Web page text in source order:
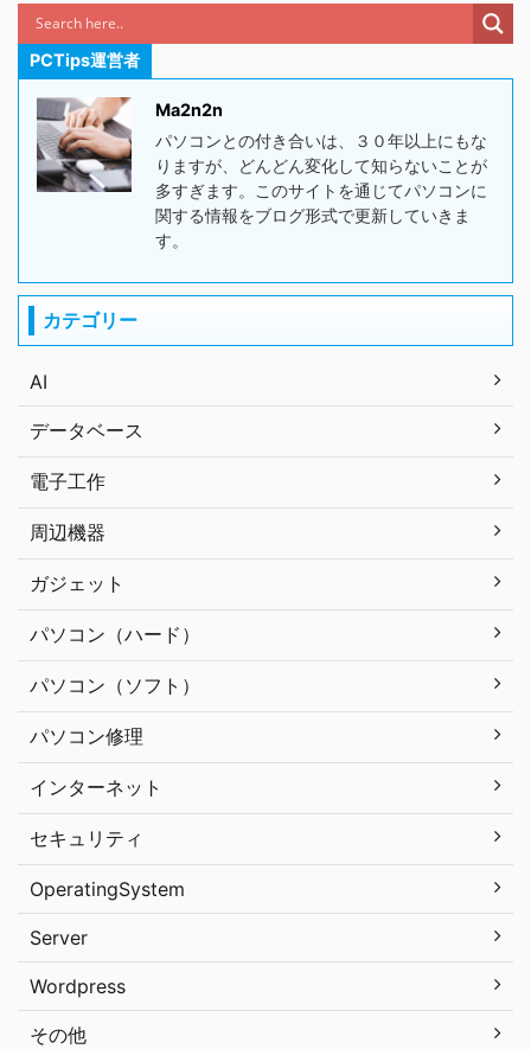
PCTips運営者
Ma2n2n
パソコンとの付き合いは、３０年以上にもな
りますが、どんどん変化して知らないことが
多すぎます。このサイトを通じてパソコンに
関する情報をブログ形式で更新していきま
す。
カテゴリー
AI
データベース
電子工作
周辺機器
ガジェット
パソコン（ハード）
パソコン（ソフト）
パソコン修理
インターネット
セキュリティ
OperatingSystem
Server
Wordpress
その他